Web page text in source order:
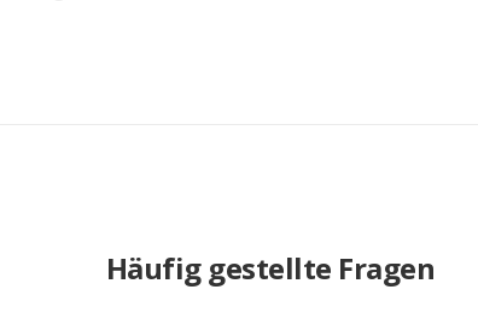
Häufig gestellte Fragen